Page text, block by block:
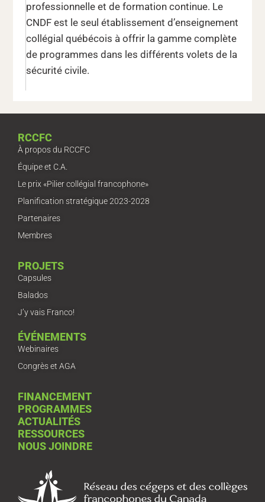
professionnelle et de formation continue. Le
CNDF est le seul établissement d’enseignement
collégial québécois à offrir la gamme complète
de programmes dans les différents volets de la
sécurité civile.
RCCFC
À propos du RCCFC
Équipe et C.A.
Le prix «Pilier collégial francophone»
Planification stratégique 2023-2028
Partenaires
Membres
PROJETS
Capsules
Balados
J’y vais Franco!
ÉVÉNEMENTS
Webinaires
Congrès et AGA
FINANCEMENT
PROGRAMMES
ACTUALITÉS
RESSOURCES
NOUS JOINDRE